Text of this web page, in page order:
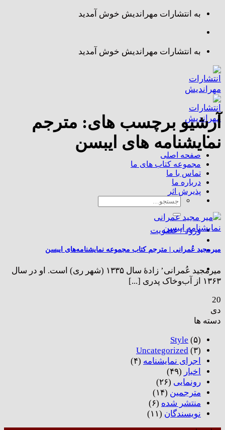
Skip
content
به انتشارات مهراندیش خوش آمدید
به انتشارات مهراندیش خوش آمدید
صفحه اصلی
مجموعه کتاب های ما
تماس با ما
درباره ما
پذیرش اثر
جستجو
برای:
ورود / عضویت
آرشیو برچسب های: مترجم
نمایشنامه های ایبسن
میرمجید عُمرانی | مترجم کتاب مجموعه نمایشنامه‌های ایبسن
میرمجید عُمرانی’ زادهٔ سال ۱۳۳۵ (شهر ری) است. او در سال
۱۳۶۳ از آب‌وخاک پدری [...]
20
دی
دسته ها
Style (۵)
Uncategorized (۳)
اجرای نمایشنامه (۴)
اخبار (۴۹)
رونمایی (۲۶)
مترجمین (۱۴)
منتشر شده (۶)
نویسندگان (۱۱)